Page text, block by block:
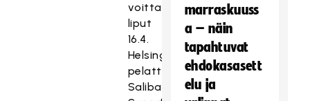
voittaa
liput
16.4.
Helsingissä
pelattavaan
Salibandyliigan
marraskuuss
a – näin
tapahtuvat
ehdokasasett
elu ja